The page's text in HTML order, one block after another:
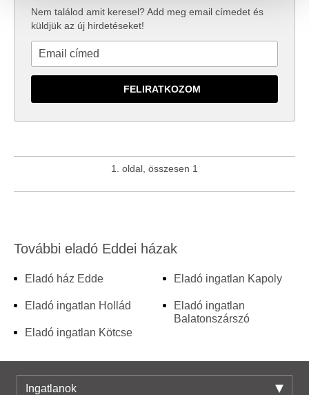
közösségi média-, hirdető- és elemező partnereinkkel
megosztjuk az Ön weboldalhasználatra vonatkozó
adatait, akik kombinálhatják az adatokat más olyan
adatokkal, amelyeket Ön adott meg számukra vagy az
Ön által használt más szolgáltatásokból gyűjtöttek.
Nem találod amit keresel? Add meg email címedet és
küldjük az új hirdetéseket!
1. oldal, összesen 1
További eladó Eddei házak
Eladó ház Edde
Eladó ingatlan Hollád
Eladó ingatlan Kötcse
Eladó ingatlan Kapoly
Eladó ingatlan
Balatonszárszó
Ingatlanok